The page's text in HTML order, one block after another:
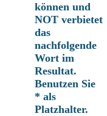
können und
NOT verbietet
das
nachfolgende
Wort im
Resultat.
Benutzen Sie
* als
Platzhalter.